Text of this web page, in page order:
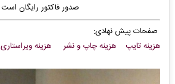
صدور فاکتور رایگان است
صفحات پیش نهادی:
هزینه تایپ
هزینه چاپ و نشر هزینه ویراستاری